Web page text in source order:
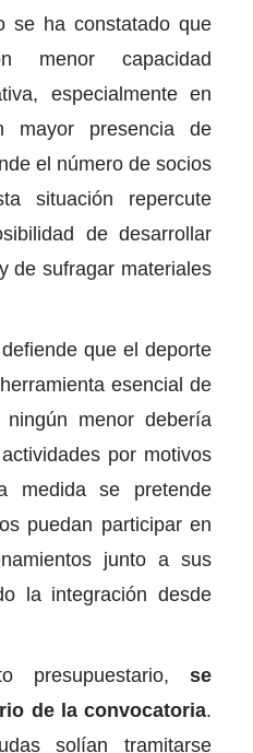
se ha constatado que
menor capacidad
especialmente en
mayor presencia de
el número de socios
situación repercute
de desarrollar
de sufragar materiales
que el deporte
esencial de
menor debería
por motivos
medida se pretende
puedan participar en
junto a sus
la integración desde
presupuestario, se
de la convocatoria.
solían tramitarse